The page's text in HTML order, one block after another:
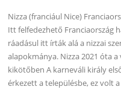
Nizza (franciául Nice)
Itt felfedezhető Franciaország
ráadásul itt írták alá a nizzai
alapokmánya. Nizza 2021 óta
kikötőben A karneváli király
érkezett a településbe, ez volt